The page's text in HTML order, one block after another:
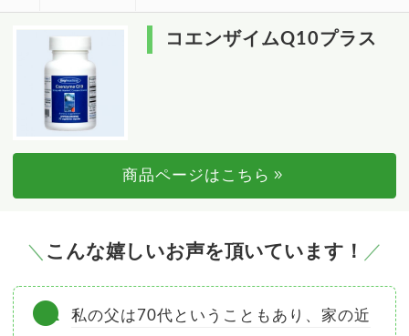
コエンザイムQ10プラス
商品ページはこちら
こんな嬉しいお声を頂いています！
私の父は70代ということもあり、家の近